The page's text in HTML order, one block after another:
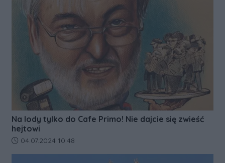
Na lody tylko do Cafe Primo! Nie dajcie się zwieść
hejtowi
Data dodania artykułu:
04.07.2024 10:48